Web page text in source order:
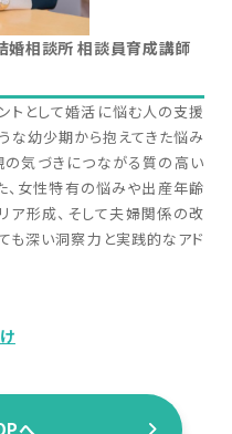
婚相談所 相談員育成講師
トとして婚活に悩む人の支援
な幼少期から抱えてきた悩み
の気づきにつながる質の高い
、女性特有の悩みや出産年齢
ア形成、そして夫婦関係の改
も深い洞察力と実践的なアド
へ